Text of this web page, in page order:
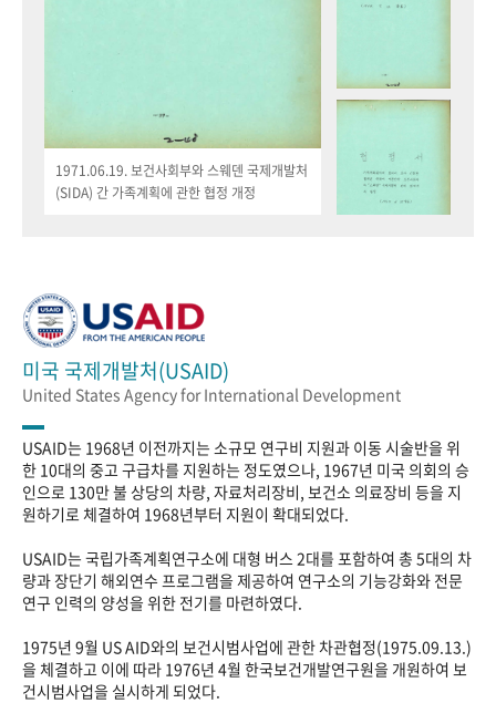
1971.06.19. 보건사회부와 스웨덴 국제개발처
(SIDA) 간 가족계획에 관한 협정 개정
미국 국제개발처(USAID)
United States Agency for International Development
USAID는 1968년 이전까지는 소규모 연구비 지원과 이동 시술반을 위
한 10대의 중고 구급차를 지원하는 정도였으나, 1967년 미국 의회의 승
인으로 130만 불 상당의 차량, 자료처리장비, 보건소 의료장비 등을 지
원하기로 체결하여 1968년부터 지원이 확대되었다.
USAID는 국립가족계획연구소에 대형 버스 2대를 포함하여 총 5대의 차
량과 장단기 해외연수 프로그램을 제공하여 연구소의 기능강화와 전문
연구 인력의 양성을 위한 전기를 마련하였다.
1975년 9월 US AID와의 보건시범사업에 관한 차관협정(1975.09.13.)
을 체결하고 이에 따라 1976년 4월 한국보건개발연구원을 개원하여 보
건시범사업을 실시하게 되었다.